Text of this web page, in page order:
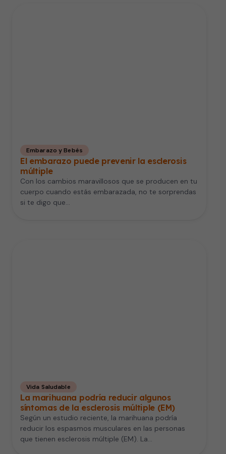
Embarazo y Bebés
El embarazo puede prevenir la esclerosis
múltiple
Con los cambios maravillosos que se producen en tu
cuerpo cuando estás embarazada, no te sorprendas
si te digo que…
Vida Saludable
La marihuana podría reducir algunos
síntomas de la esclerosis múltiple (EM)
Según un estudio reciente, la marihuana podría
reducir los espasmos musculares en las personas
que tienen esclerosis múltiple (EM). La…